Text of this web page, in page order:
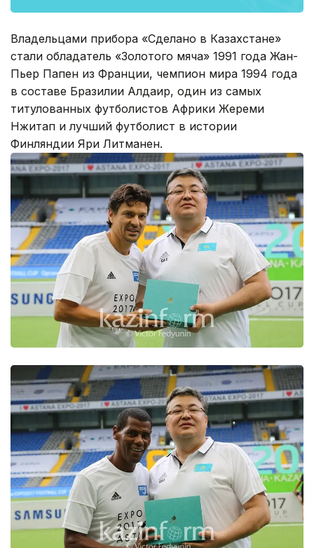
Владельцами прибора «Сделано в Казахстане»
стали обладатель «Золотого мяча» 1991 года Жан-
Пьер Папен из Франции, чемпион мира 1994 года
в составе Бразилии Алдаир, один из самых
титулованных футболистов Африки Жереми
Нжитап и лучший футболист в истории
Финляндии Яри Литманен.